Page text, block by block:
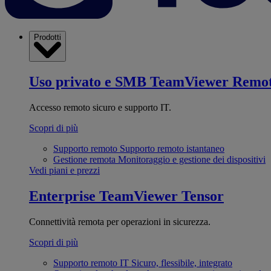
Prodotti
Uso privato e SMB TeamViewer
Accesso remoto sicuro e supporto IT.
Scopri di più
Supporto remoto Supporto remoto istantaneo
Gestione remota Monitoraggio e gestione dei dispositivi
Vedi piani e prezzi
Enterprise TeamViewer Tensor
Connettività remota per operazioni in sicurezza.
Scopri di più
Supporto remoto IT Sicuro, flessibile, integrato